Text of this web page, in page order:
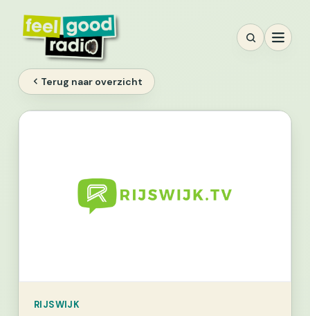
inhoud
Terug naar overzicht
RIJSWIJK